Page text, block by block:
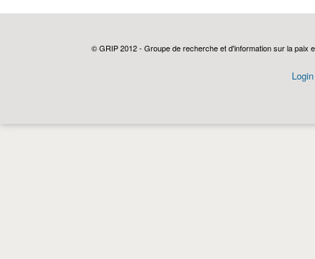
© GRIP 2012 - Groupe de recherche et d'information sur la paix
Login